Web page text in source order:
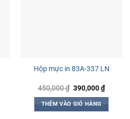
Hộp mực in 83A-337 LN
450,000₫ Giá
là:
450,000 ₫.
390,000₫Giá
hiện
THÊM VÀO GIỎ HÀNG